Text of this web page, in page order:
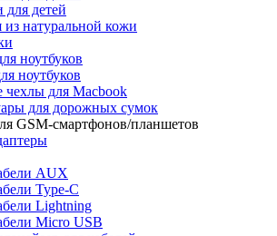
для детей
из натуральной кожи
ноутбуков
ноутбуков
чехлы для Macbook
для дорожных сумок
GSM-смартфонов/планшетов
AUX
Type-C
Lightning
Micro USB